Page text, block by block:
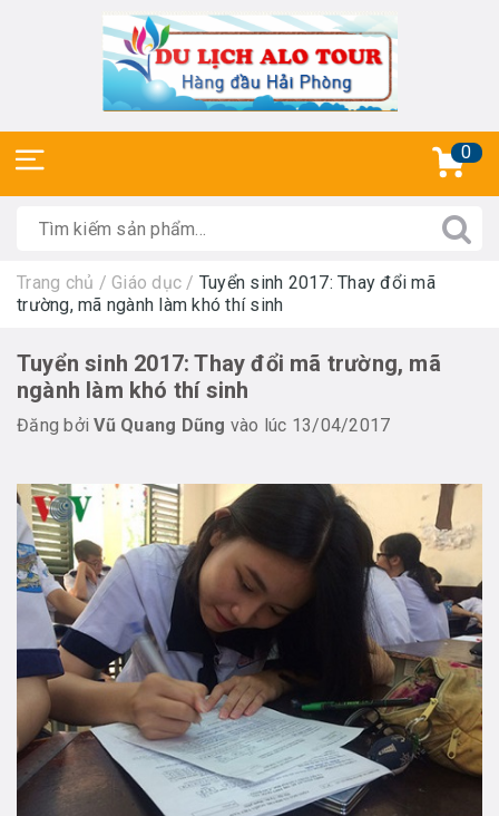
0
Trang chủ / Giáo dục / Tuyển sinh 2017: Thay đổi mã
trường, mã ngành làm khó thí sinh
Tuyển sinh 2017: Thay đổi mã trường, mã
ngành làm khó thí sinh
Đăng bởiVũ Quang Dũng vào lúc 13/04/2017